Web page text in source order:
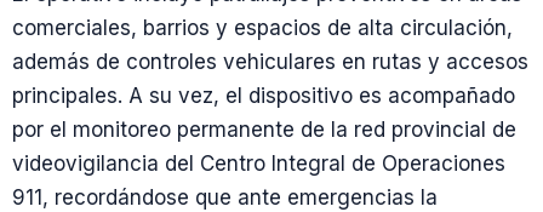
comerciales, barrios y espacios de alta circulación,
además de controles vehiculares en rutas y accesos
principales. A su vez, el dispositivo es acompañado
por el monitoreo permanente de la red provincial de
videovigilancia del Centro Integral de Operaciones
911, recordándose que ante emergencias la